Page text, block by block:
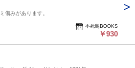
傷みがあります。
不死鳥BOOKS
￥930